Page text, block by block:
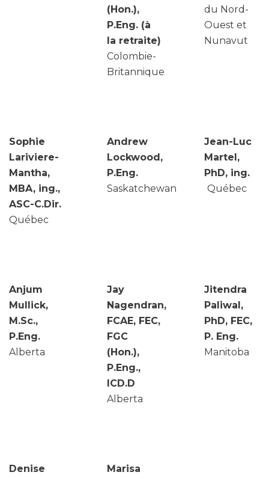
(Hon.),
P.Eng. (à
la retraite)
Colombie-
Britannique
du Nord-
Ouest et
Nunavut
Sophie
Lariviere-
Mantha,
MBA, ing.,
ASC-C.Dir.
Québec
Andrew
Lockwood,
P.Eng.
Saskatchewan
Jean-Luc
Martel,
PhD, ing.
Québec
Anjum
Mullick,
M.Sc.,
P.Eng.
Alberta
Jay
Nagendran,
FCAE, FEC,
FGC
(Hon.),
P.Eng.,
ICD.D
Alberta
Jitendra
Paliwal,
PhD, FEC,
P. Eng.
Manitoba
Denise
Marisa